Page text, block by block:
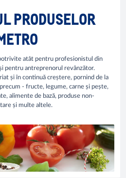
PRODUSELOR
atât pentru profesionistul din
pentru antreprenorul revânzător.
și în continuă creștere, pornind de la
- fructe, legume, carne și pește,
alimente de bază, produse non-
și multe altele.